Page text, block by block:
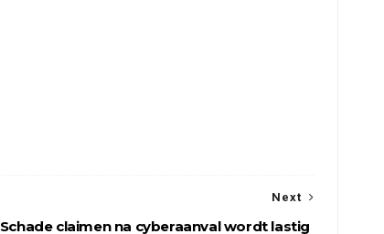
Next
Schade claimen na cyberaanval wordt lastig